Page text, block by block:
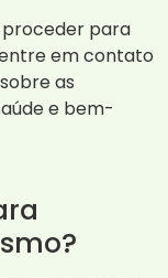
proceder para
em contato
as
e bem-